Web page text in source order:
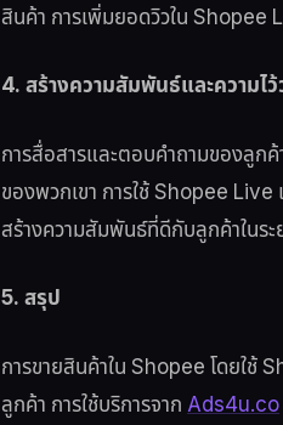
สินค้า การเพิ่มยอดวิวใน Shopee
4. สร้างความสัมพันธ์และความไ
การสื่อสารและตอบคำถามของลูกค้
ของพวกเขา การใช้ Shopee Live
สร้างความสัมพันธ์ที่ดีกับลูกค้าในระ
5. สรุป
การขายสินค้าใน Shopee โดยใช้
ลูกค้า การใช้บริการจากAds4u.co